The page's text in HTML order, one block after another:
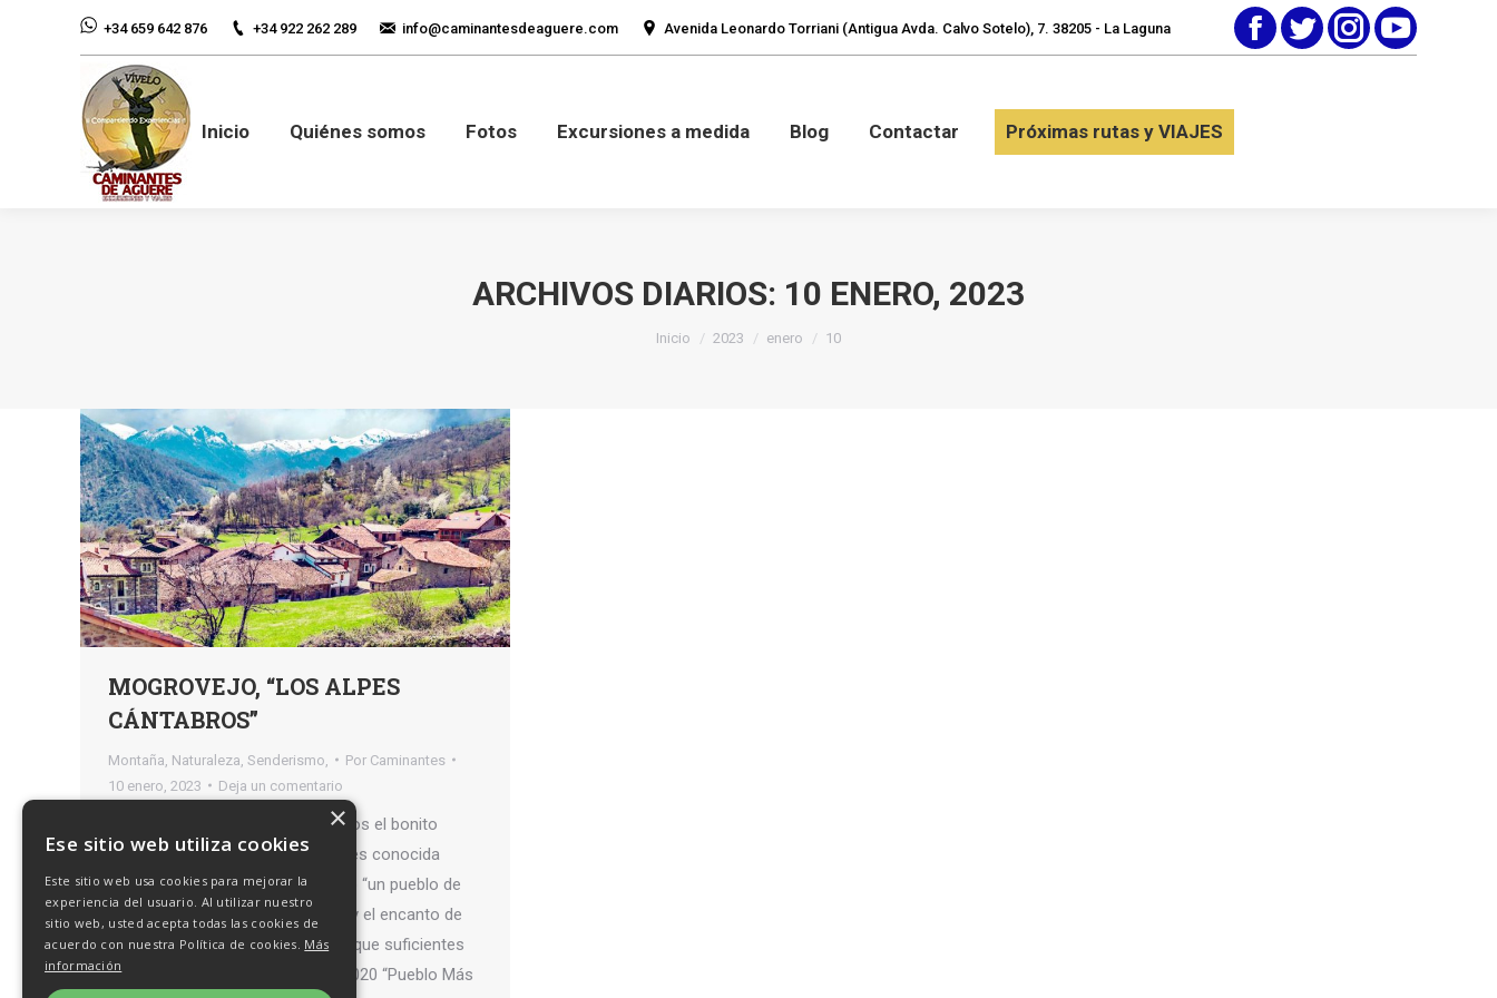
+34 659 642 876 +34 922 262 289 info@caminantesdeaguere.com Avenida Leonardo Torriani (Antigua Avda. Calvo Sotelo), 7. 38205 - La Laguna
FacebookTwitterInstagramYouTube
Inicio Quiénes somos Fotos Excursiones a medida Blog Contactar Próximas rutas y VIAJES
ARCHIVOS DIARIOS: 10 ENERO, 2023
Estás aquí:
Inicio 2023 enero 10
MOGROVEJO, “LOS ALPES
CÁNTABROS”
Montaña Naturaleza Senderismo, Por Caminantes
10 enero, 2023
Deja un comentario
En el Valle de Liébana encontramos el bonito
pueblo de Mogrovejo. Esta aldea es conocida
como el pueblo de “Heidi” o como “un pueblo de
película”. Su maravilloso entorno y el encanto de
sus callejuelas son motivos más que suficientes
para haberlo sido nombrado en 2020 “Pueblo Más
Ese sitio web utiliza cookies
Este sitio web usa cookies para mejorar la
experiencia del usuario. Al utilizar nuestro
sitio web, usted acepta todas las cookies de
acuerdo con nuestra Política de cookies. Más
información
×